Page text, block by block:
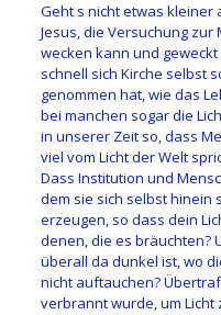
Geht s nicht etwas kleiner
Jesus, die Versuchung
wecken kann und
schnell sich Kirche selbst
genommen hat, wie das
bei manchen sogar die
in unserer Zeit so, dass
viel vom Licht der Welt
Dass Institution und
dem sie sich selbst hinein
erzeugen, so dass dein
denen, die es bräuchten?
überall da dunkel ist, wo
nicht auftauchen?
verbrannt wurde, um Licht